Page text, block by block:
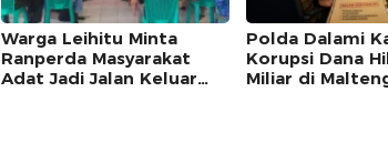
Warga Leihitu Minta
Ranperda Masyarakat
Adat Jadi Jalan Keluar
Polda Dalami
Korupsi Dana
Miliar di